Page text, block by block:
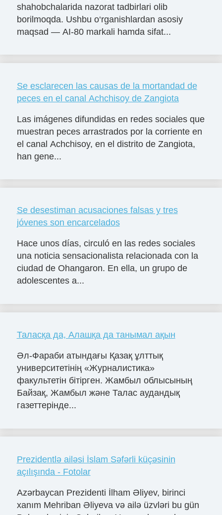
shahobchalarida nazorat tadbirlari olib
borilmoqda. Ushbu o‘rganishlardan asosiy
maqsad — AI-80 markali hamda sifat...
Se esclarecen las causas de la mortandad de
peces en el canal Achchisoy de Zangiota
Las imágenes difundidas en redes sociales que
muestran peces arrastrados por la corriente en
el canal Achchisoy, en el distrito de Zangiota,
han gene...
Se desestiman acusaciones falsas y tres
jóvenes son encarcelados
Hace unos días, circuló en las redes sociales
una noticia sensacionalista relacionada con la
ciudad de Ohangaron. En ella, un grupo de
adolescentes a...
Таласқа да, Алашқа да танымал ақын
Әл-Фараби атындағы Қазақ ұлттық
университетінің «Журналистика»
факультетін бітірген. Жамбыл облысының
Байзақ, Жамбыл және Талас аудандық
газеттерінде...
Prezidentlə ailəsi İslam Səfərli küçəsinin
açılışında - Fotolar
Azərbaycan Prezidenti İlham Əliyev, birinci
xanım Mehriban Əliyeva və ailə üzvləri bu gün